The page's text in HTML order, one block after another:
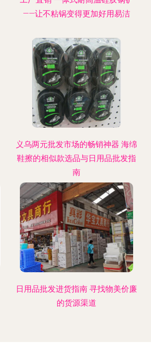
——让不粘锅变得更加好用易洁
义乌两元批发市场的畅销神器 海绵
鞋擦的相似款选品与日用品批发指
南
日用品批发进货指南 寻找物美价廉
的货源渠道